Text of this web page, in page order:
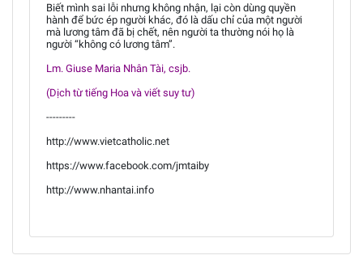
Biết mình sai lỗi nhưng không nhận, lại còn dùng quyền
hành để bức ép người khác, đó là dấu chỉ của một người
mà lương tâm đã bị chết, nên người ta thường nói họ là
người “không có lương tâm”.
Lm. Giuse Maria Nhân Tài, csjb.
(Dịch từ tiếng Hoa và viết suy tư)
---------
http://www.vietcatholic.net
https://www.facebook.com/jmtaiby
http://www.nhantai.info